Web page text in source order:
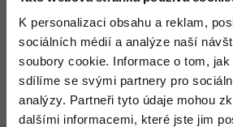
K personalizaci obsahu a reklam,
sociálních médií a analýze naší
soubory cookie. Informace o tom,
sdílíme se svými partnery pro
analýzy. Partneři tyto údaje mohou
dalšími informacemi, které jste jim
Ocenění
Jan Suchomel zatím nezískal žádná
Doplňující informace